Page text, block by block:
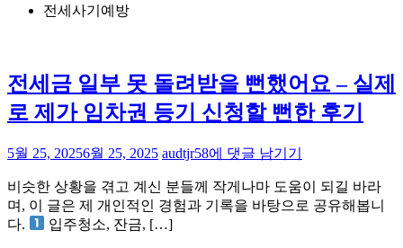
전세사기예방
전세금 일부 못 돌려받을 뻔했어요 – 실제
로 제가 임차권 등기 신청할 뻔한 후기
5월 25, 20256월 25, 2025 audtjr58전
금
일
에 댓글 남기기
비슷한 상황을 겪고 계신 분들께 작게나마 도움이 되길 바라
며, 이 글은 제 개인적인 경험과 기록을 바탕으로 공유해봅니
다.
입주청소, 잔금, […]